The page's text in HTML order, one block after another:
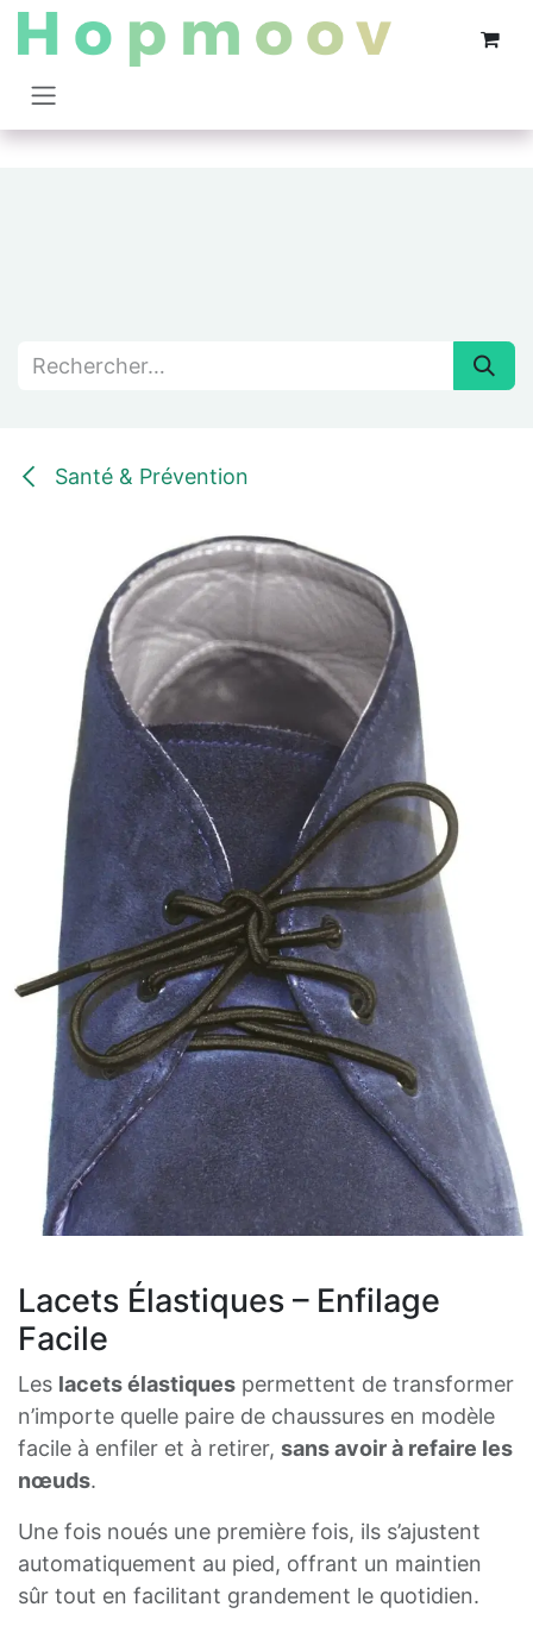
Se rendre au contenu
Santé & Prévention
Lacets Élastiques – Enfilage
Facile
Les lacets élastiques permettent de transformer
n’importe quelle paire de chaussures en modèle
facile à enfiler et à retirer, sans avoir à refaire les
nœuds.
Une fois noués une première fois, ils s’ajustent
automatiquement au pied, offrant un maintien
sûr tout en facilitant grandement le quotidien.